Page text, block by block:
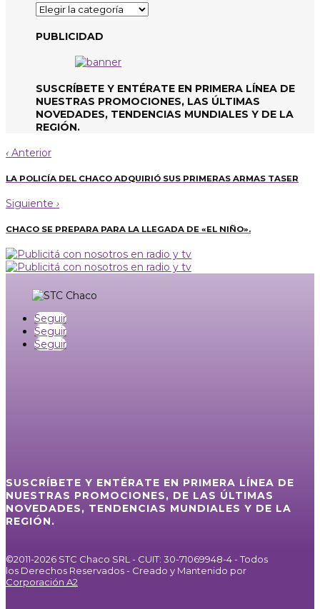
Categorías
de
noticias
PUBLICIDAD
SUSCRÍBETE Y ENTÉRATE EN PRIMERA LÍNEA DE
NUESTRAS PROMOCIONES, LAS ÚLTIMAS
NOVEDADES, TENDENCIAS MUNDIALES Y DE LA
REGIÓN.
‹ Anterior
LA POLICÍA DEL CHACO ADQUIRIÓ SUS PRIMERAS ARMAS TASER
Siguiente ›
CHACO SE PREPARA PARA LA LLEGADA DE «EL NIÑO».
Seguir
Seguir
Seguir
SUSCRÍBETE Y ENTÉRATE EN PRIMERA LÍNEA DE
NUESTRAS PROMOCIONES, DE LAS ÚLTIMAS
NOVEDADES, TENDENCIAS MUNDIALES Y DE LA
REGIÓN.
©2011-2026 STC Chaco SRL - CUIT: 30-71069948-4 - Todos
los Derechos Reservados - Creado y Mantenido por
Corporación A2